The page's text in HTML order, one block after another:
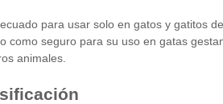
para usar solo en gatos y gatitos
como seguro para su uso en gatas
animales.